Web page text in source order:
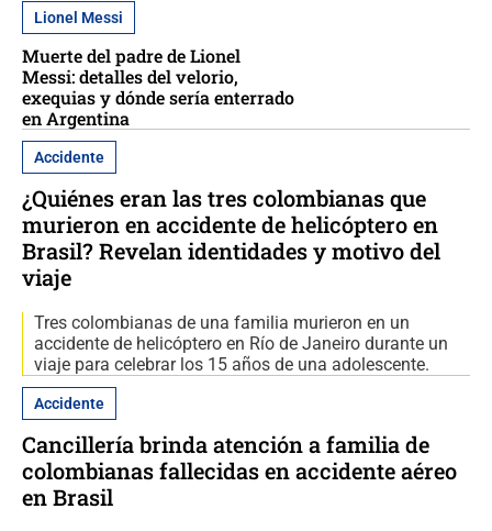
Lionel Messi
Muerte del padre de Lionel
Messi: detalles del velorio,
exequias y dónde sería enterrado
en Argentina
Accidente
¿Quiénes eran las tres colombianas que
murieron en accidente de helicóptero en
Brasil? Revelan identidades y motivo del
viaje
Tres colombianas de una familia murieron en un
accidente de helicóptero en Río de Janeiro durante un
viaje para celebrar los 15 años de una adolescente.
Accidente
Cancillería brinda atención a familia de
colombianas fallecidas en accidente aéreo
en Brasil